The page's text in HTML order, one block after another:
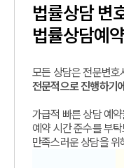
법률상담변
법률상담예
모든 상담은 전문변호
전문적으로 진행하기
가급적 빠른 상담 예
예약 시간 준수를 부
만족스러운 상담을 위